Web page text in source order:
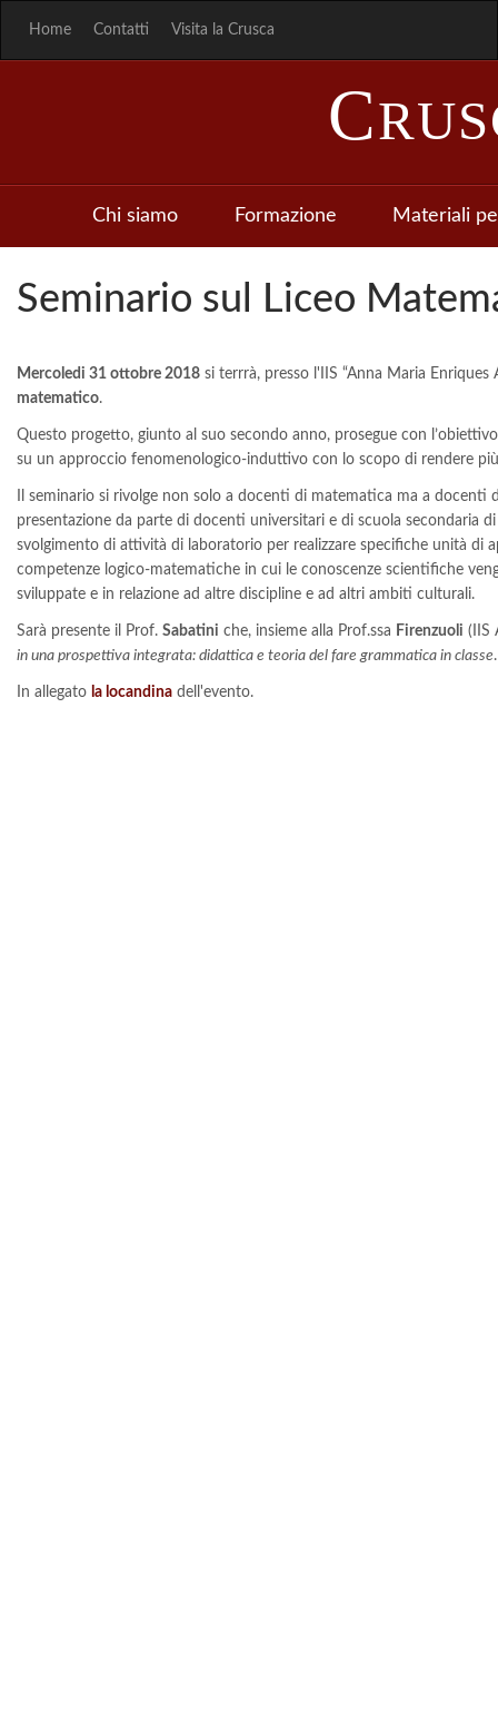
Home Contatti Visita la Crusca
C
Chi siamo Formazione Materiali
Seminario sul Liceo
Mercoledi 31 ottobre 2018 si terrrà, presso l'IIS “Anna Maria
matematico.
Questo progetto, giunto al suo secondo anno, prosegue con
su un approccio fenomenologico-induttivo con lo scopo di rendere
Il seminario si rivolge non solo a docenti di matematica ma a
presentazione da parte di docenti universitari e di scuola secondaria
svolgimento di attività di laboratorio per realizzare specifiche unità di
competenze logico-matematiche in cui le conoscenze scientifiche
sviluppate e in relazione ad altre discipline e ad altri ambiti culturali.
Sarà presente il Prof. Sabatini che, insieme alla Prof.ssa Firenzuoli (IIS
in una prospettiva integrata: didattica e teoria del fare grammatica in classe.
In allegato la locandina dell'evento.